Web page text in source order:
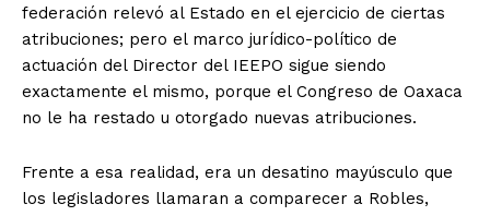
+ Todas las formas de lucha, potencialmente enlazadas
federación relevó al Estado en el ejercicio de ciertas
atribuciones; pero el marco jurídico-político de
actuación del Director del IEEPO sigue siendo
exactamente el mismo, porque el Congreso de Oaxaca
no le ha restado u otorgado nuevas atribuciones.
Frente a esa realidad, era un desatino mayúsculo que
los legisladores llamaran a comparecer a Robles,